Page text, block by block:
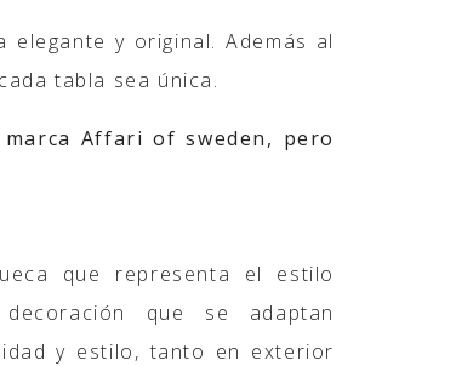
elegante y original. Además al
tabla sea única.
Affari of sweden, pero
que representa el estilo
que se adaptan
y estilo, tanto en exterior